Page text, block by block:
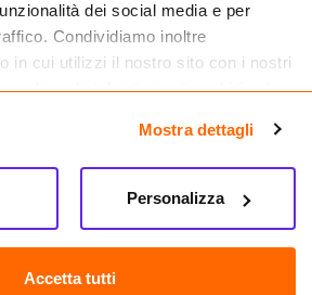
dei social media e per
Condividiamo inoltre
in cui utilizzi il nostro sito con i nostri
di analisi dei dati web, pubblicità e
loro o che hanno raccolto dal
Mostra dettagli
Accetta tutti
Personalizza
REA: NA-884088
Marinare 128, 80147 Napoli